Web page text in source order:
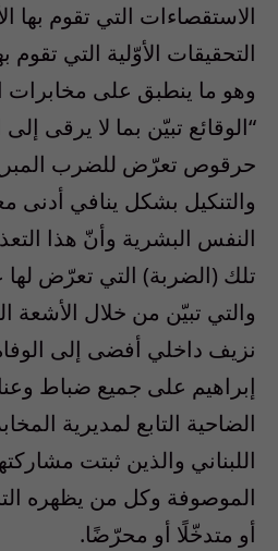
الاستقصاءات التي تقوم بها
التحقيقات الأوّلية التي تقوم
وهو ما ينطبق على
“الوقائع تبيّن بما لا يرقى
حرقوص تعرّض للضرب
والتنكيل بشكل ينافي أدنى
النفس البشرية وأنّ هذا
تلك (الضربة) التي تعرّض
والتي تبيّن من خلال الأشعة
نزيف داخلي أفضى إلى
إبراهيم على جميع ضباط
الضاحية التابع لمديرية
اللبناني والذين ثبتت
الموصوفة وكل من يظهره
أو متدخّلًا أو محرّضًا.